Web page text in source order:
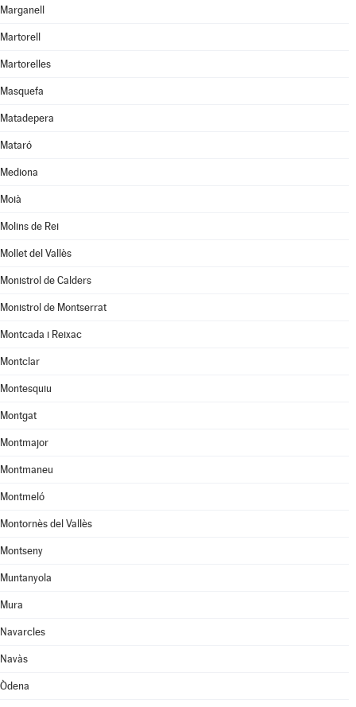
Marganell
Martorell
Martorelles
Masquefa
Matadepera
Mataró
Mediona
Moià
Molins de Rei
Mollet del Vallès
Monistrol de Calders
Monistrol de Montserrat
Montcada i Reixac
Montclar
Montesquiu
Montgat
Montmajor
Montmaneu
Montmeló
Montornès del Vallès
Montseny
Muntanyola
Mura
Navarcles
Navàs
Òdena